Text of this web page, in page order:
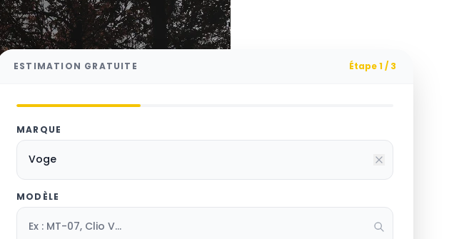
ESTIMATION GRATUITE Étape 1 / 3
MARQUE
MODÈLE